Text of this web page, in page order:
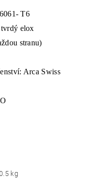
T6
elox
stranu)
Arca Swiss
kg